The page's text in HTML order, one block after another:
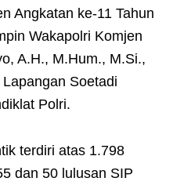
Angkatan ke-11 Tahun
Wakapolri Komjen
A.H., M.Hum., M.Si.,
Soetadi
Polri.
terdiri atas 1.798
dan 50 lulusan SIP